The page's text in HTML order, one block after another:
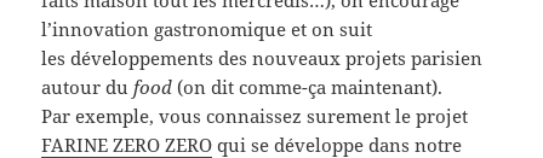
l’innovation gastronomique et on suit
les développements des nouveaux projets parisien
autour du food (on dit comme-ça maintenant).
Par exemple, vous connaissez surement le projet
FARINE ZERO ZERO qui se développe dans notre